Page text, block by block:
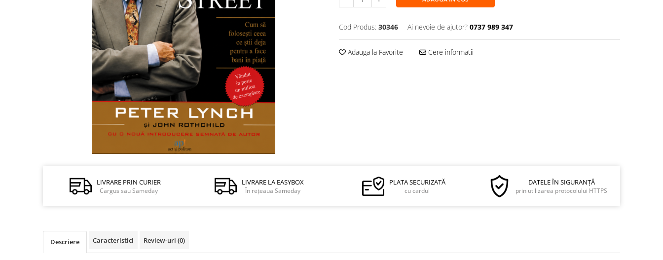
Cod Produs: 30346 Ai nevoie de ajutor? 0737 989 347
Adauga la Favorite Cere informatii
LIVRARE PRIN CURIER
Cargus sau Sameday
LIVRARE LA EASYBOX
În rețeaua Sameday
PLATA SECURIZATĂ
cu cardul
DATELE ÎN SIGURANȚĂ
prin utilizarea protocolului HTTPS
Descriere Caracteristici Review-uri (0)